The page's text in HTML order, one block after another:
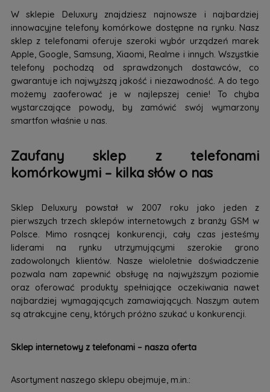
W sklepie Deluxury znajdziesz najnowsze i najbardziej
innowacyjne telefony komórkowe dostępne na rynku. Nasz
sklep z telefonami oferuje szeroki wybór urządzeń marek
Apple, Google, Samsung, Xiaomi, Realme i innych. Wszystkie
telefony pochodzą od sprawdzonych dostawców, co
gwarantuje ich najwyższą jakość i niezawodność. A do tego
możemy zaoferować je w najlepszej cenie! To chyba
wystarczające powody, by zamówić swój wymarzony
smartfon właśnie u nas.
Zaufany sklep z telefonami
komórkowymi – kilka słów o nas
Sklep Deluxury powstał w 2007 roku jako jeden z
pierwszych trzech sklepów internetowych z branży GSM w
Polsce. Mimo rosnącej konkurencji, cały czas jesteśmy
liderami na rynku utrzymującymi szerokie grono
zadowolonych klientów. Nasze wieloletnie doświadczenie
pozwala nam zapewnić obsługę na najwyższym poziomie
oraz oferować produkty spełniające oczekiwania nawet
najbardziej wymagających zamawiających. Naszym autem
są atrakcyjne ceny, których próżno szukać u konkurencji.
Sklep internetowy z telefonami – nasza oferta
Asortyment naszego sklepu obejmuje, m.in.: